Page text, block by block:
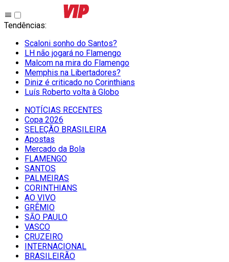
Tendências:
Scaloni sonho do Santos?
LH não jogará no Flamengo
Malcom na mira do Flamengo
Memphis na Libertadores?
Diniz é criticado no Corinthians
Luís Roberto volta à Globo
NOTÍCIAS RECENTES
Copa 2026
SELEÇÃO BRASILEIRA
Apostas
Mercado da Bola
FLAMENGO
SANTOS
PALMEIRAS
CORINTHIANS
AO VIVO
GRÊMIO
SĀO PAULO
VASCO
CRUZEIRO
INTERNACIONAL
BRASILEIRÃO